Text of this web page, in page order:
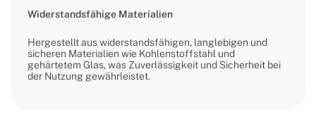
Widerstandsfähige Materialien
Hergestellt aus widerstandsfähigen, langlebigen und
sicheren Materialien wie Kohlenstoffstahl und
gehärtetem Glas, was Zuverlässigkeit und Sicherheit bei
der Nutzung gewährleistet.